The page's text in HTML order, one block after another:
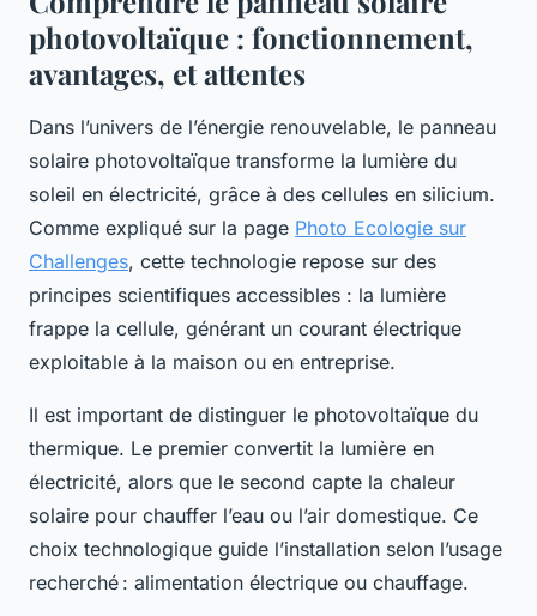
photovoltaïque : fonctionnement,
avantages, et attentes
Dans l’univers de l’énergie renouvelable, le panneau
solaire photovoltaïque transforme la lumière du
soleil en électricité, grâce à des cellules en silicium.
Comme expliqué sur la page Photo Ecologie sur
Challenges, cette technologie repose sur des
principes scientifiques accessibles : la lumière
frappe la cellule, générant un courant électrique
exploitable à la maison ou en entreprise.
Il est important de distinguer le photovoltaïque du
thermique. Le premier convertit la lumière en
électricité, alors que le second capte la chaleur
solaire pour chauffer l’eau ou l’air domestique. Ce
choix technologique guide l’installation selon l’usage
recherché : alimentation électrique ou chauffage.